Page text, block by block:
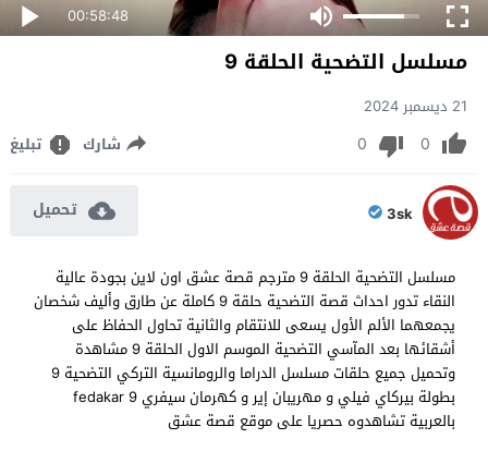
00:58:48
مسلسل التضحية الحلقة 9
21 ديسمبر 2024
0
0 شارك تبليغ
3sk تحميل
مسلسل التضحية الحلقة 9 مترجم قصة عشق اون لاين بجودة عالية
النقاء تدور احداث قصة التضحية حلقة 9 كاملة عن طارق وأليف شخصان
يجمعهما الألم الأول يسعى للانتقام والثانية تحاول الحفاظ على
أشقائها بعد المآسي التضحية الموسم الاول الحلقة 9 مشاهدة
وتحميل جميع حلقات مسلسل الدراما والرومانسية التركي التضحية 9
بطولة بيركاي فيلي و مهريبان إير و كهرمان سيفري fedakar 9
بالعربية تشاهدوه حصريا على موقع قصة عشق